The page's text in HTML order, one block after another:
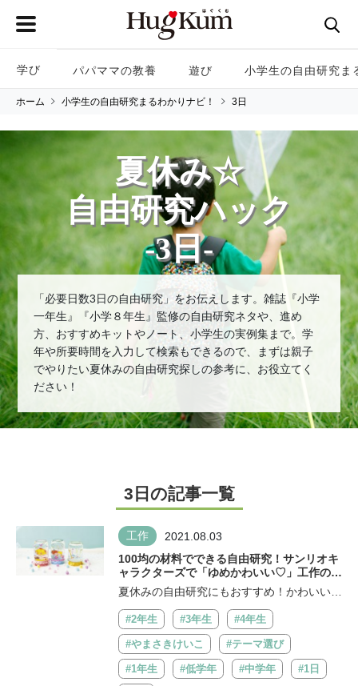
学び パパママの教養 遊び 小学生の自由研究ま
ホーム 小学生の自由研究まるわかりナビ！ 3日
夏休み☆
自由研究ハック
-3日-
「必要日数3日の自由研究」をお伝えします。雑誌『小学
一年生』『小学８年生』監修の自由研究ネタや、進め
方、おすすめキットやノート、小学生の実例集まで。学
年や所要時間を入力して検索もできるので、まずは親子
でやりたい夏休みの自由研究探しの参考に、お役立てく
ださい！
3日の記事一覧
工作 2021.08.03
100均の材料でできる自由研究！サンリオキ
ャラクターズで「ゆめかわいい♡」工作の完
成
夏休みの自由研究にもおすすめ！かわいい作
品がいっぱい 本に載っている作品が全部...
#2年生
#3年生 #4年生
#やまさきけいこ #テーマ選び
#1年生 #低学年 #中学年 #1日